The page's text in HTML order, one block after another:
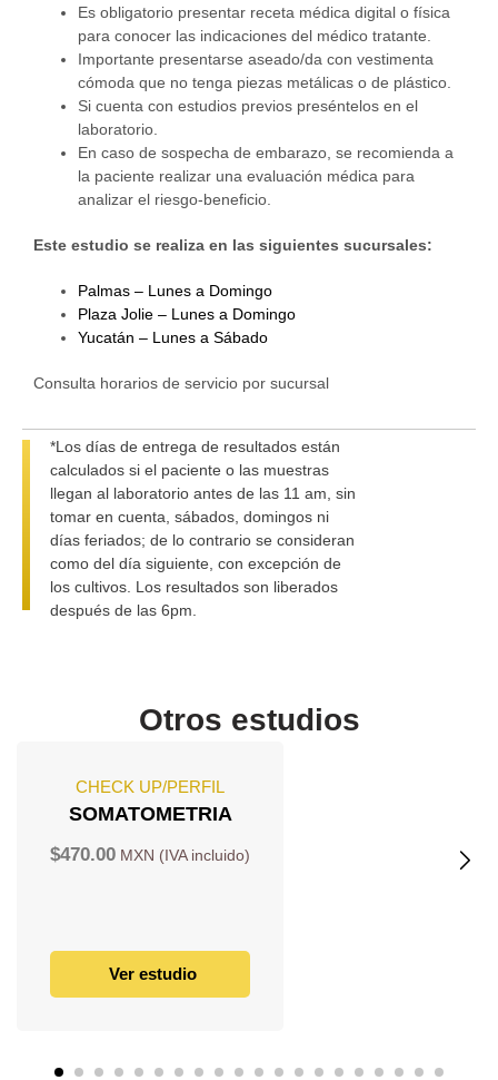
Es obligatorio presentar receta médica digital o física
para conocer las indicaciones del médico tratante.
Importante presentarse aseado/da con vestimenta
cómoda que no tenga piezas metálicas o de plástico.
Si cuenta con estudios previos preséntelos en el
laboratorio.
En caso de sospecha de embarazo, se recomienda a
la paciente realizar una evaluación médica para
analizar el riesgo-beneficio.
Este estudio se realiza en las siguientes sucursales:
Palmas – Lunes a Domingo
Plaza Jolie – Lunes a Domingo
Yucatán – Lunes a Sábado
Consulta horarios de servicio por sucursal
*Los días de entrega de resultados están
calculados si el paciente o las muestras
llegan al laboratorio antes de las 11 am, sin
tomar en cuenta, sábados, domingos ni
días feriados; de lo contrario se consideran
como del día siguiente, con excepción de
los cultivos. Los resultados son liberados
después de las 6pm.
Otros estudios
CHECK UP/PERFIL
SOMATOMETRIA
$470.00
Ver estudio